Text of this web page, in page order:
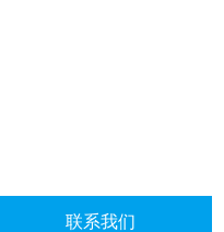
联系我们